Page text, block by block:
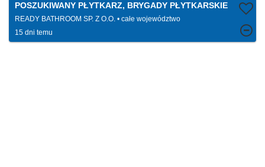
POSZUKIWANY PŁYTKARZ, BRYGADY PŁYTKARSKIE
READY BATHROOM SP. Z O.O.
całe województwo
15 dni temu